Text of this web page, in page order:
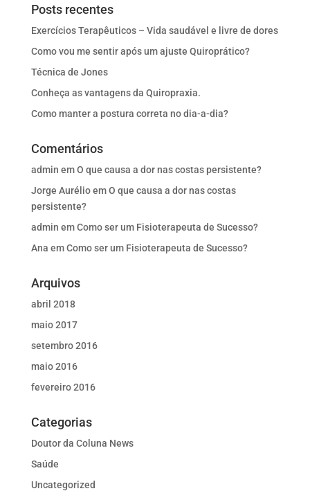
Posts recentes
Exercícios Terapêuticos – Vida saudável e livre de dores
Como vou me sentir após um ajuste Quiroprático?
Técnica de Jones
Conheça as vantagens da Quiropraxia.
Como manter a postura correta no dia-a-dia?
Comentários
admin emO que causa a dor nas costas persistente?
Jorge AurélioemO que causa a dor nas costas
persistente?
admin emComo ser um Fisioterapeuta de Sucesso?
Ana emComo ser um Fisioterapeuta de Sucesso?
Arquivos
abril 2018
maio 2017
setembro 2016
maio 2016
fevereiro 2016
Categorias
Doutor da Coluna News
Saúde
Uncategorized